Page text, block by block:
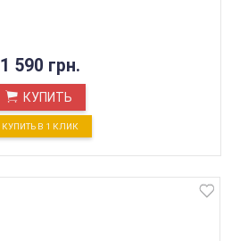
1 590 грн.
КУПИТЬ
КУПИТЬ В 1 КЛИК